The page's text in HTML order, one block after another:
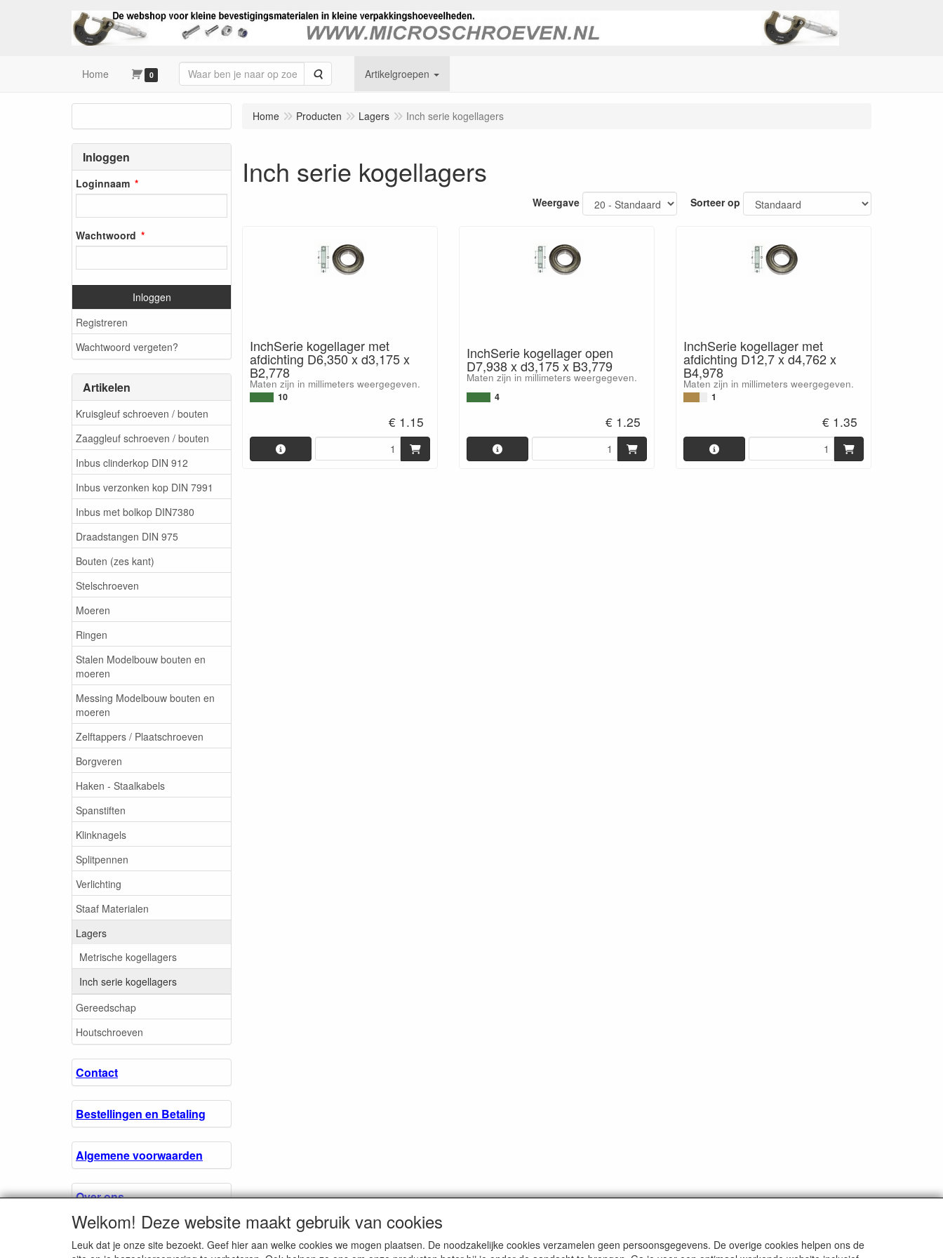
Home 0 Zoeken Artikelgroepen
Inloggen
Loginnaam
Wachtwoord
Inloggen
Registreren
Wachtwoord vergeten?
Artikelen
Kruisgleuf schroeven / bouten
Zaaggleuf schroeven / bouten
Inbus clinderkop DIN 912
Inbus verzonken kop DIN 7991
Inbus met bolkop DIN7380
Draadstangen DIN 975
Bouten (zes kant)
Stelschroeven
Moeren
Ringen
Stalen Modelbouw bouten en
moeren
Messing Modelbouw bouten en
moeren
Zelftappers / Plaatschroeven
Borgveren
Haken - Staalkabels
Spanstiften
Klinknagels
Splitpennen
Verlichting
Staaf Materialen
Lagers
Metrische kogellagers
Inch serie kogellagers
Gereedschap
Houtschroeven
Contact
Bestellingen en Betaling
Algemene voorwaarden
Over ons.
Privacyverklaring
Home Producten Lagers Inch serie kogellagers
Inch serie kogellagers
Weergave Sorteer op
InchSerie kogellager met
afdichting D6,350 x d3,175 x
B2,778
Maten zijn in millimeters weergegeven.
10
€ 1.15
InchSerie kogellager open
D7,938 x d3,175 x B3,779
Maten zijn in millimeters weergegeven.
4
€ 1.25
InchSerie kogellager met
afdichting D12,7 x d4,762 x
B4,978
Maten zijn in millimeters weergegeven.
1
€ 1.35
Welkom! Deze website maakt gebruik van cookies
Leuk dat je onze site bezoekt. Geef hier aan welke cookies we mogen plaatsen. De noodzakelijke cookies verzamelen geen persoonsgegevens. De overige cookies helpen ons de